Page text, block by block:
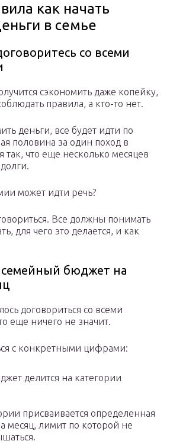
как начать
в семье
со всеми
сэкономить даже копейку,
правила, а кто-то нет.
деньги, все будет идти по
половина за один поход в
так, что еще несколько месяцев
может идти речь?
Все должны понимать
для чего это делается, и как
семейный бюджет на
договориться со всеми
еще ничего не значит.
с конкретными цифрами:
делится на категории
присваивается определенная
месяц, лимит по которой не